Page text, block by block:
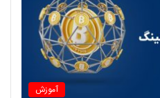
آموزش